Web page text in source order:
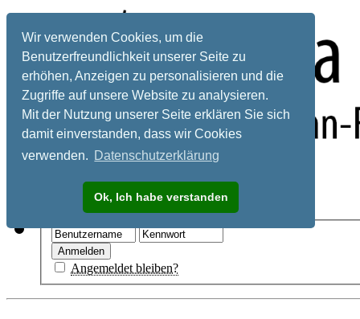
Wir verwenden Cookies, um die
Benutzerfreundlichkeit unserer Seite zu
erhöhen, Anzeigen zu personalisieren und die
Zugriffe auf unsere Website zu analysieren.
Mit der Nutzung unserer Seite erklären Sie sich
damit einverstanden, dass wir Cookies
verwenden. Datenschutzerklärung
Ok, Ich habe verstanden
Registrieren
Angemeldet bleiben?